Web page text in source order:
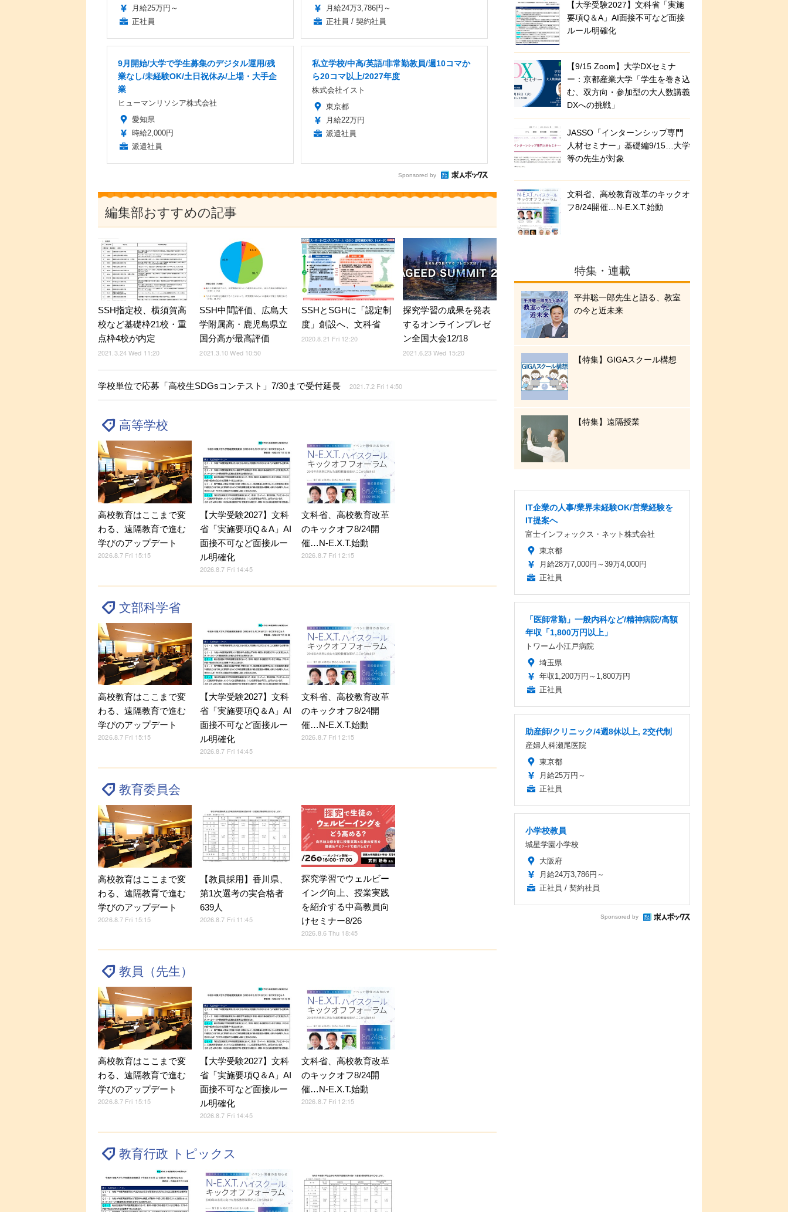
月給25万円～
正社員
月給24万3,786円～
正社員 / 契約社員
9月開始/大学で学生募集のデジタル運用/残
業なし/未経験OK/土日祝休み/上場・大手企
業
ヒューマンリソシア株式会社
愛知県
時給2,000円
派遣社員
私立学校/中高/英語/非常勤教員/週10コマか
ら20コマ以上/2027年度
株式会社イスト
東京都
月給22万円
派遣社員
Sponsored by
編集部おすすめの記事
SSH指定校、横須賀高
校など基礎枠21校・重
点枠4校が内定
2021.3.24 Wed 11:20
SSH中間評価、広島大
学附属高・鹿児島県立
国分高が最高評価
2021.3.10 Wed 10:50
SSHとSGHに「認定制
度」創設へ、文科省
2020.8.21 Fri 12:20
探究学習の成果を発表
するオンラインプレゼ
ン全国大会12/18
2021.6.23 Wed 15:20
学校単位で応募「高校生SDGsコンテスト」7/30まで受付延長 2021.7.2 Fri 14:50
高等学校
高校教育はここまで変
わる、遠隔教育で進む
学びのアップデート
2026.8.7 Fri 15:15
【大学受験2027】文科
省「実施要項Q＆A」AI
面接不可など面接ルー
ル明確化
2026.8.7 Fri 14:45
文科省、高校教育改革
のキックオフ8/24開
催…N-E.X.T.始動
2026.8.7 Fri 12:15
文部科学省
高校教育はここまで変
わる、遠隔教育で進む
学びのアップデート
2026.8.7 Fri 15:15
【大学受験2027】文科
省「実施要項Q＆A」AI
面接不可など面接ルー
ル明確化
2026.8.7 Fri 14:45
文科省、高校教育改革
のキックオフ8/24開
催…N-E.X.T.始動
2026.8.7 Fri 12:15
教育委員会
高校教育はここまで変
わる、遠隔教育で進む
学びのアップデート
2026.8.7 Fri 15:15
【教員採用】香川県、
第1次選考の実合格者
639人
2026.8.7 Fri 11:45
探究学習でウェルビー
イング向上、授業実践
を紹介する中高教員向
けセミナー8/26
2026.8.6 Thu 18:45
教員（先生）
高校教育はここまで変
わる、遠隔教育で進む
学びのアップデート
2026.8.7 Fri 15:15
【大学受験2027】文科
省「実施要項Q＆A」AI
面接不可など面接ルー
ル明確化
2026.8.7 Fri 14:45
文科省、高校教育改革
のキックオフ8/24開
催…N-E.X.T.始動
2026.8.7 Fri 12:15
教育行政 トピックス
【大学受験2027】文科省「実施
要項Q＆A」AI面接不可など面接
ルール明確化
【9/15 Zoom】大学DXセミナ
ー：京都産業大学「学生を巻き込
む、双方向・参加型の大人数講義
DXへの挑戦」
JASSO「インターンシップ専門
人材セミナー」基礎編9/15…大学
等の先生が対象
文科省、高校教育改革のキックオ
フ8/24開催…N-E.X.T.始動
特集・連載
平井聡一郎先生と語る、教室
の今と近未来
【特集】GIGAスクール構想
【特集】遠隔授業
IT企業の人事/業界未経験OK/営業経験を
IT提案へ
富士インフォックス・ネット株式会社
東京都
月給28万7,000円～39万4,000円
正社員
「医師常勤」一般内科など/精神病院/高額
年収「1,800万円以上」
トワーム小江戸病院
埼玉県
年収1,200万円～1,800万円
正社員
助産師/クリニック/4週8休以上, 2交代制
産婦人科瀬尾医院
東京都
月給25万円～
正社員
小学校教員
城星学園小学校
大阪府
月給24万3,786円～
正社員 / 契約社員
Sponsored by